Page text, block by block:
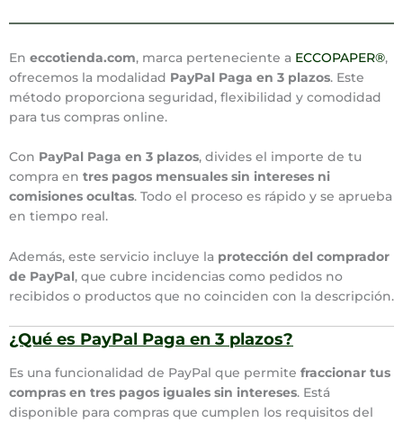
En eccotienda.com, marca perteneciente a ECCOPAPER®,
ofrecemos la modalidad PayPal Paga en 3 plazos. Este
método proporciona seguridad, flexibilidad y comodidad
para tus compras online.
Con PayPal Paga en 3 plazos, divides el importe de tu
compra en tres pagos mensuales sin intereses ni
comisiones ocultas. Todo el proceso es rápido y se aprueba
en tiempo real.
Además, este servicio incluye la protección del comprador
de PayPal, que cubre incidencias como pedidos no
recibidos o productos que no coinciden con la descripción.
¿Qué es PayPal Paga en 3 plazos?
Es una funcionalidad de PayPal que permite fraccionar tus
compras en tres pagos iguales sin intereses. Está
disponible para compras que cumplen los requisitos del